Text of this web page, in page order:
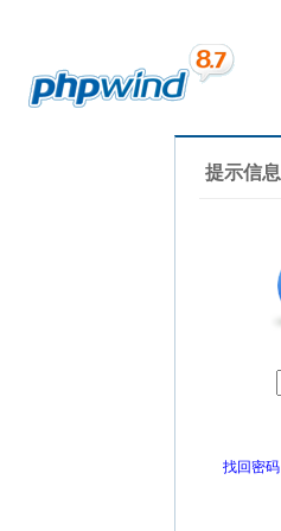
提示信息
找回密码